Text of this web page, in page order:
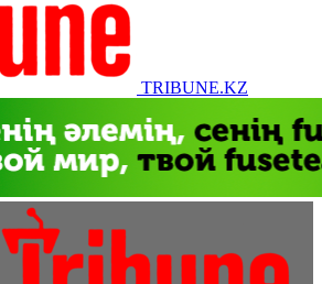
TRIBUNE.KZ